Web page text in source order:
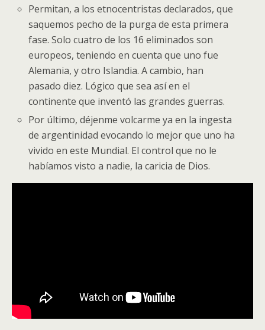
Permitan, a los etnocentristas declarados, que
saquemos pecho de la purga de esta primera
fase. Solo cuatro de los 16 eliminados son
europeos, teniendo en cuenta que uno fue
Alemania, y otro Islandia. A cambio, han
pasado diez. Lógico que sea así en el
continente que inventó las grandes guerras.
Por último, déjenme volcarme ya en la ingesta
de argentinidad evocando lo mejor que uno ha
vivido en este Mundial. El control que no le
habíamos visto a nadie, la caricia de Dios.